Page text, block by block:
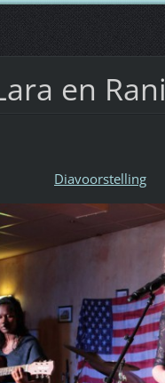
en Rani
Diavoorstelling